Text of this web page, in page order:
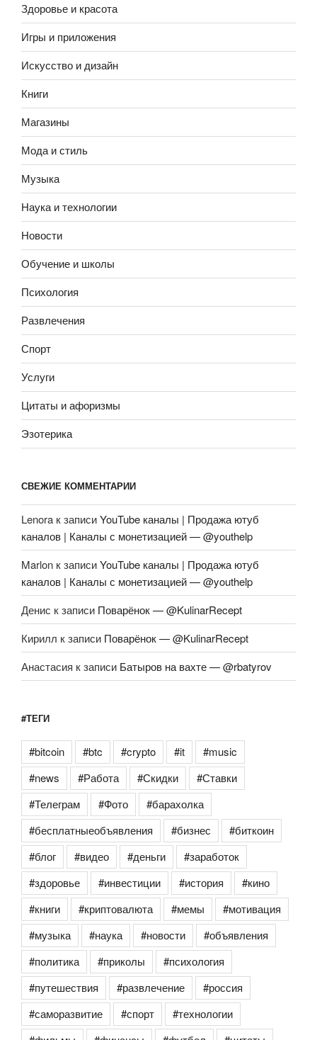
Здоровье и красота
Игры и приложения
Искусство и дизайн
Книги
Магазины
Мода и стиль
Музыка
Наука и технологии
Новости
Обучение и школы
Психология
Развлечения
Спорт
Услуги
Цитаты и афоризмы
Эзотерика
СВЕЖИЕ КОММЕНТАРИИ
Lenora к записиYouTube каналы | Продажа ютуб
каналов | Каналы с монетизацией — @youthelp
Marlon к записиYouTube каналы | Продажа ютуб
каналов | Каналы с монетизацией — @youthelp
Денис к записи Поварёнок — @KulinarRecept
Кирилл к записи Поварёнок — @KulinarRecept
Анастасия к записи Батыров на вахте — @rbatyrov
#ТЕГИ
#bitcoin #btc #crypto #it
#music
#news
#Работа #Скидки
#Ставки
#Телеграм
#Фото
#барахолка
#бесплатныеобъявления
#бизнес
#биткоин
#блог
#видео #деньги
#заработок
#здоровье
#инвестиции #история
#кино
#книги
#криптовалюта #мемы
#мотивация
#музыка
#наука #новости
#объявления
#политика
#приколы
#психология
#путешествия
#развлечение
#россия
#саморазвитие
#спорт
#технологии